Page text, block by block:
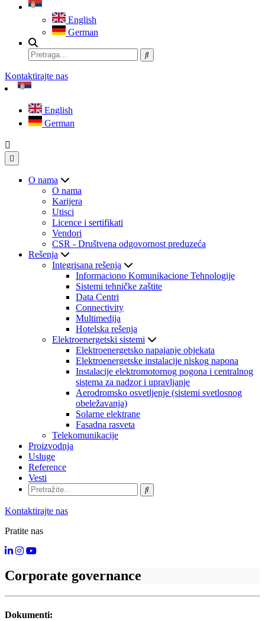
English
German
Kontaktirajte nas
English
German
O nama
O nama
Karijera
Utisci
Licence i sertifikati
Vendori
CSR - Društvena odgovornost preduzeća
Rešenja
Integrisana rešenja
Informaciono Komunikacione Tehnologije
Sistemi tehničke zaštite
Data Centri
Connectivity
Multimedija
Hotelska rešenja
Elektroenergetski sistemi
Elektroenergetsko napajanje objekata
Elektroenergetske instalacije niskog napona
Instalacije elektromotornog pogona i centralnog
sistema za nadzor i upravljanje
Aerodromsko osvetljenje (sistemi svetlosnog
obeležavanja)
Solarne elektrane
Fasadna rasveta
Telekomunikacije
Proizvodnja
Usluge
Reference
Vesti
Kontaktirajte nas
Pratite nas
Corporate governance
Dokumenti: